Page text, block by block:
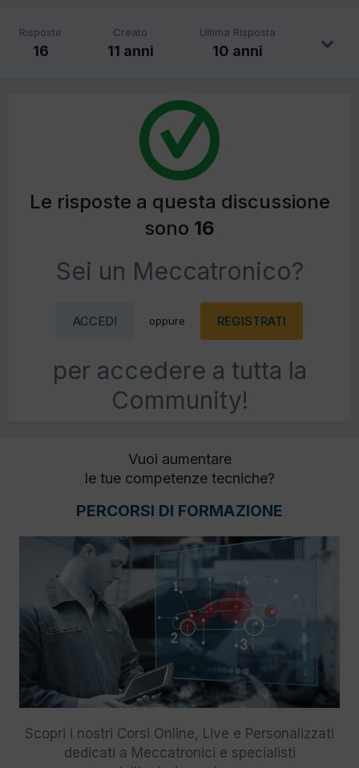
Risposte
16
Creato
11 anni
Ultima Risposta
10 anni
Le risposte a questa discussione
sono 16
Sei un Meccatronico?
ACCEDI oppure REGISTRATI
per accedere a tutta la
Community!
Vuoi aumentare
le tue competenze tecniche?
PERCORSI DI FORMAZIONE
Scopri i nostri Corsi Online, Live e Personalizzati
dedicati a Meccatronici e specialisti